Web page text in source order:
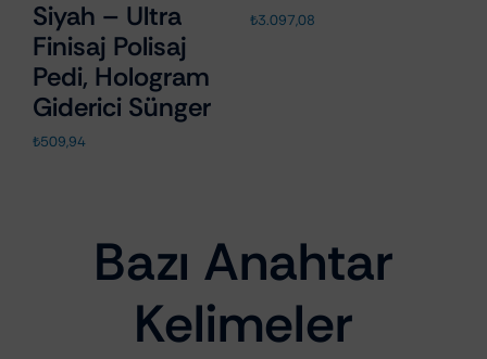
Siyah – Ultra
Finisaj Polisaj
Pedi, Hologram
Giderici Sünger
₺509,94
₺3.097,08
Bazı Anahtar
Kelimeler